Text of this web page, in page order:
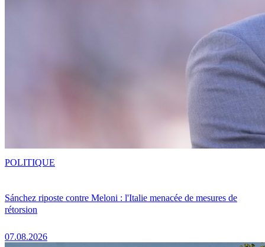
Sánchez riposte contre Meloni : l'Italie menacée de mesures de
rétorsion
07.08.2026
POLITIQUE